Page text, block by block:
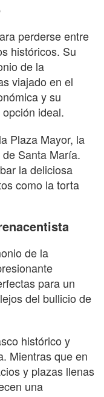
perderse entre
históricos. Su
de la
viajado en el
y su
ideal.
Plaza Mayor, la
Santa María.
la deliciosa
como la torta
de la
para un
del bullicio de
histórico y
Mientras que en
y plazas llenas
una